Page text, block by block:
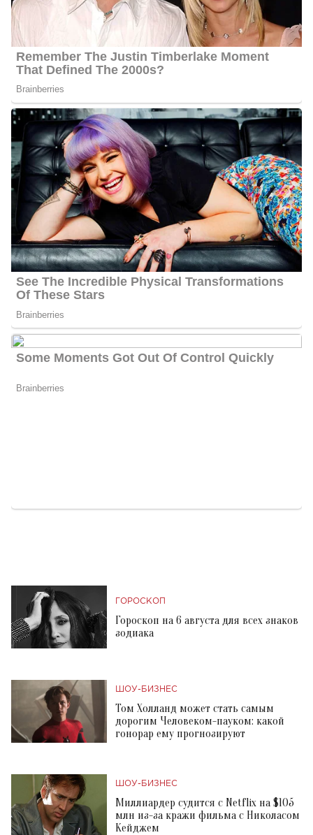
ГОРОСКОП
Гороскоп на 6 августа для всех знаков
зодиака
ШОУ-БИЗНЕС
Том Холланд может стать самым
дорогим Человеком-пауком: какой
гонорар ему прогнозируют
ШОУ-БИЗНЕС
Миллиардер судится с Netflix на $105
млн из-за кражи фильма с Николасом
Кейджем